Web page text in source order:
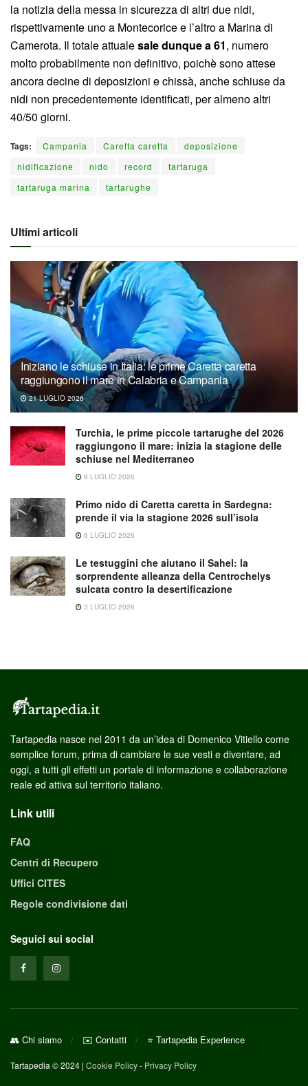
la notizia della messa in sicurezza di altri due nidi,
rispettivamente uno a Montecorice e l’altro a Marina di
Camerota. Il totale attualesale dunque a 61, numero
molto probabilmente non definitivo, poichè sono attese
ancora decine di deposizioni e chissà, anche schiuse da
nidi non precedentemente identificati, per almeno altri
40/50 giorni.
Tags: Campania Caretta caretta
deposizione
nidificazione
nido record
tartaruga
tartaruga marina
tartarughe
Ultimi articoli
Iniziano le schiuse in Italia: le prime Caretta caretta
raggiungono il mare in Calabria e Campania
21 LUGLIO 2026
Turchia, le prime piccole tartarughe del 2026
raggiungono il mare: inizia la stagione delle
schiuse nel Mediterraneo
9 LUGLIO 2026
Primo nido di Caretta caretta in Sardegna:
prende il via la stagione 2026 sull’isola
6 LUGLIO 2026
Le testuggini che aiutano il Sahel: la
sorprendente alleanza della Centrochelys
sulcata contro la desertificazione
3 LUGLIO 2026
Tartapedia nasce nel 2011 da un’idea di Domenico Vitiello come
semplice forum, prima di cambiare le sue vesti e diventare, ad
oggi, a tutti gli effetti un portale di informazione e collaborazione
reale ed attiva sul territorio italiano.
Link utili
FAQ
Centri di Recupero
Uffici CITES
Regole condivisione dati
Seguici sui social
👥 Chi siamo ✉️ Contatti ⭐ Tartapedia Experience
Tartapedia © 2024 | Cookie Policy- Privacy Policy